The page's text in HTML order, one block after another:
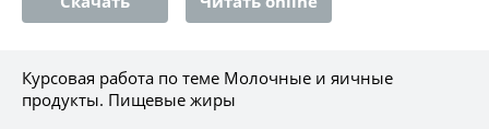
Курсовая работа по теме Молочные и яичные
продукты. Пищевые жиры